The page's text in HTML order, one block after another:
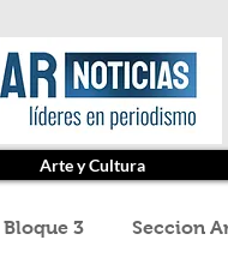
Bloque 3 Seccion
Arte y Cultura